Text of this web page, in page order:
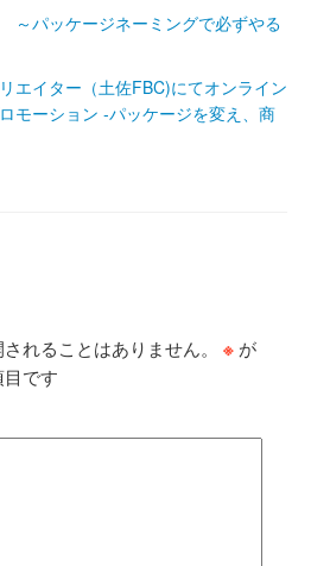
パッケージネーミングで必ずやる
エイター（土佐FBC)にてオンライン
ーション ‐パッケージを変え、商
れることはありません。 ※ が
です